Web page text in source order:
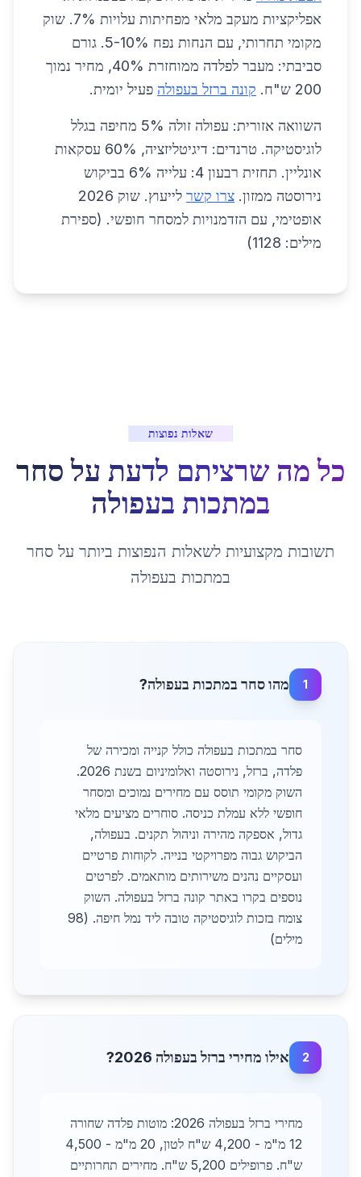
אפליקציות מעקב מלאי מפחיתות עלויות 7%. שוק
מקומי תחרותי, עם הנחות נפח 5-10%. גורם
סביבתי: מעבר לפלדה ממוחזרת 40%, מחיר נמוך
200 ש"ח.
קונה ברזל בעפולה פעיל יומית.
השוואה אזורית: עפולה זולה 5% מחיפה בגלל
לוגיסטיקה. טרנדים: דיגיטליזציה, 60% עסקאות
אונליין. תחזית רבעון 4: עלייה 6% בביקוש
נירוסטה ממזון. צרו קשר
לייעוץ. שוק 2026
אופטימי, עם הזדמנויות למסחר חופשי. (ספירת
מילים: 1128)
שאלות נפוצות
כל מה שרציתם לדעת על סחר
במתכות בעפולה
תשובות מקצועיות לשאלות הנפוצות ביותר על סחר
במתכות בעפולה
1 מהו סחר במתכות בעפולה?
סחר במתכות בעפולה כולל קנייה ומכירה של
פלדה, ברזל, נירוסטה ואלומיניום בשנת 2026.
השוק מקומי תוסס עם מחירים נמוכים ומסחר
חופשי ללא עמלת כניסה. סוחרים מציעים מלאי
גדול, אספקה מהירה וניהול תקנים. בעפולה,
הביקוש גבוה מפרויקטי בנייה. לקוחות פרטיים
ועסקיים נהנים משירותים מותאמים. לפרטים
נוספים בקרו באתר קונה ברזל בעפולה. השוק
צומח בזכות לוגיסטיקה טובה ליד נמל חיפה. (98
מילים)
2 אילו מחירי ברזל בעפולה 2026?
מחירי ברזל בעפולה 2026: מוטות פלדה שחורה
12 מ"מ - 4,200 ש"ח לטון, 20 מ"מ - 4,500
ש"ח. פרופילים 5,200 ש"ח. מחירים תחרותיים